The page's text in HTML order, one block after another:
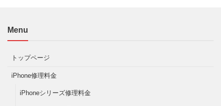
Menu
トップページ
iPhone修理料金
iPhoneシリーズ修理料金